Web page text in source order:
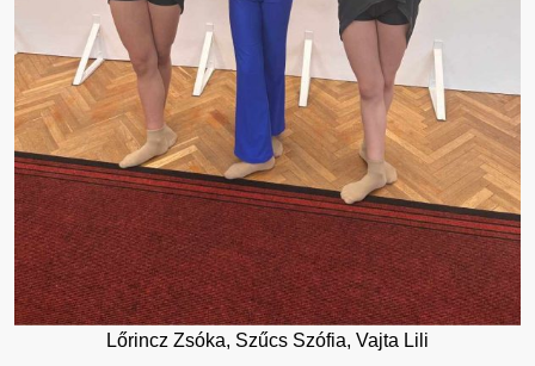
Lőrincz Zsóka, Szűcs Szófia, Vajta Lili